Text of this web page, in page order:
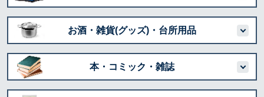
お酒・雑貨(グッズ)・台所用品
本・コミック・雑誌